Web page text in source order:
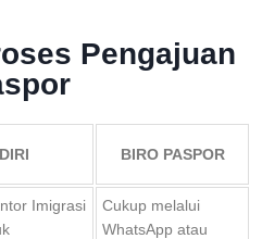
Pengajuan
BIRO PASPOR
Imigrasi
Cukup melalui
WhatsApp atau